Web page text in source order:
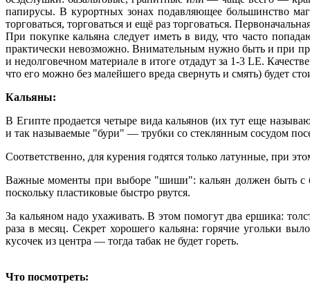
папирусы. В курортных зонах подавляющее большинство
торговаться, торговаться и ещё раз торговаться.
При покупке кальяна следует иметь в виду, что часто
практически невозможно. Внимательным нужно быть и при
и недолговечном материале в итоге отдадут за 1-3 LE.
что его можно без малейшего вреда свернуть и смять) будет
Кальяны:
В Египте продается четыре вида кальянов (их тут еще
и так называемые "бури" — трубки со стеклянным сосудом
Соответственно, для курения годятся только латунные, при
Важные моменты при выборе "шиши": кальян должен быть с
поскольку пластиковые быстро рвутся.
За кальяном надо ухаживать. В этом помогут два ершика:
раза в месяц. Секрет хорошего кальяна: горячие угольки
кусочек из центра — тогда табак не будет гореть.
Что посмотреть: